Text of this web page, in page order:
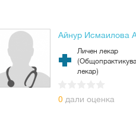
Айнур Исмаилова
Личен лекар
лекар)
0 дали оценка